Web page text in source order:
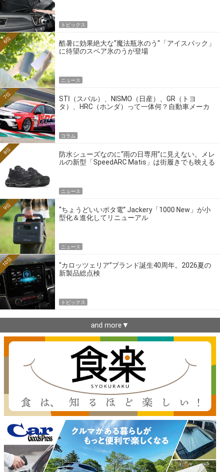
トピックス
酷暑に効果絶大な“魔法瓶氷のう”「アイスパック」
に待望のスペア氷のうが登場
6位
ニュース
STI（スバル）、NISMO（日産）、GR（トヨ
タ）、HRC（ホンダ）って一体何？自動車メーカ
7位
コラム
防水シューズなのに“雨の日専用”に見えない。メレ
ルの新型「SpeedARC Matis」は街履きでも映える
8位
ニュース
“ちょうどいいポタ電” Jackery「1000 New」が小
型化＆進化してリニューアル
9位
ニュース
“カロッツェリア”ブランド誕生40周年。2026夏の
新製品総点検
10位
トピックス
and more▼